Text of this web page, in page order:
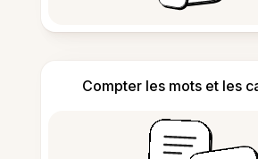
Compter les mots et les